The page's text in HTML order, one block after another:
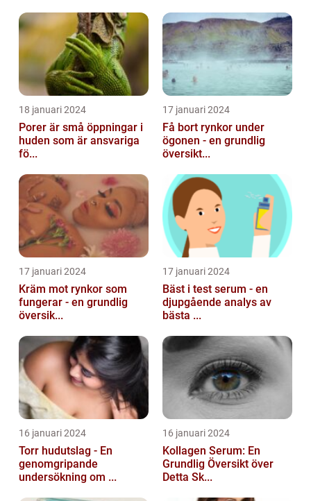
18 januari 2024
Porer är små öppningar i
huden som är ansvariga
fö...
17 januari 2024
Få bort rynkor under
ögonen - en grundlig
översikt...
17 januari 2024
Kräm mot rynkor som
fungerar - en grundlig
översik...
17 januari 2024
Bäst i test serum - en
djupgående analys av
bästa ...
16 januari 2024
Torr hudutslag - En
genomgripande
undersökning om ...
16 januari 2024
Kollagen Serum: En
Grundlig Översikt över
Detta Sk...